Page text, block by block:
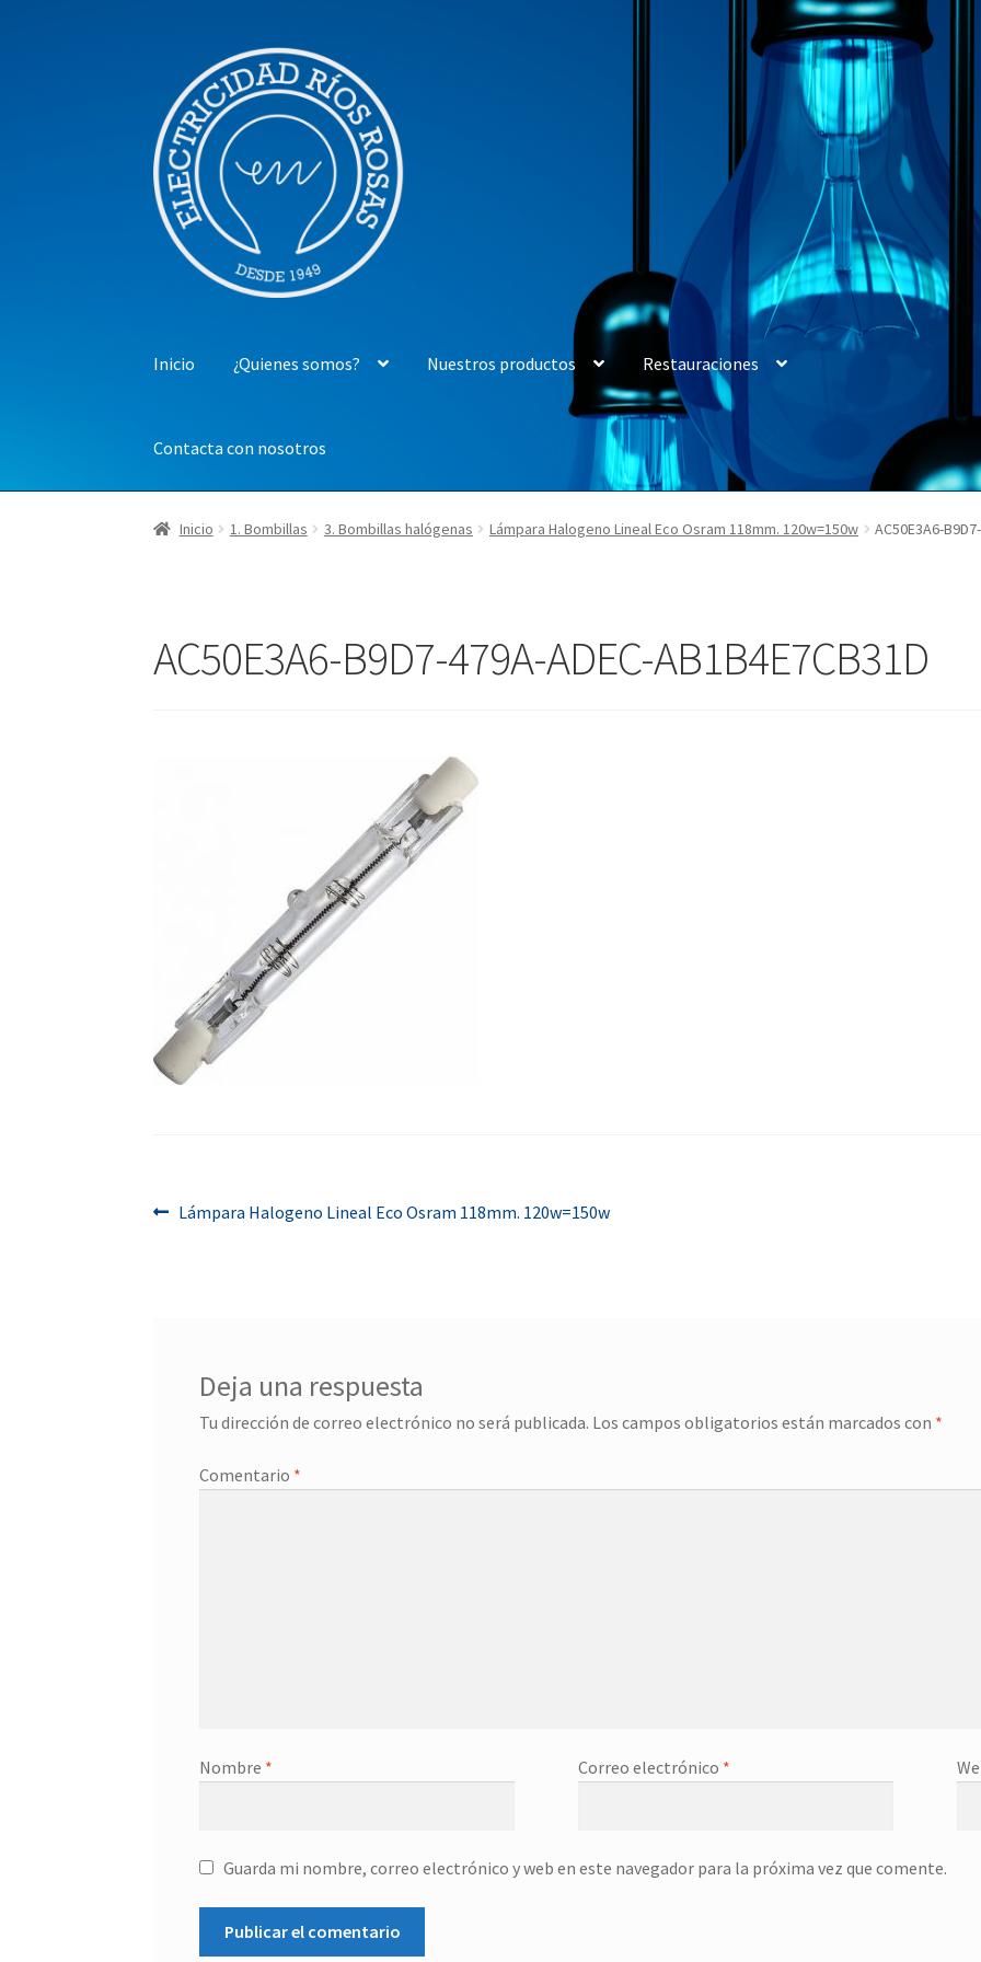
la
navegación
contenido
Inicio ¿Quienes somos? Nuestros productos Restauraciones
Contacta con nosotros
Inicio 1. Bombillas 3. Bombillas halógenas Lámpara Halogeno Lineal Eco Osram 118mm. 120w=150w AC50E3A6-
AC50E3A6-B9D7-479A-ADEC-AB1B4E7CB31D
Navegación
Anterior:
Lámpara Halogeno Lineal Eco Osram 118mm. 120w=150w
Deja una respuesta
Tu dirección de correo electrónico no será publicada. Los campos obligatorios están marcados con *
Comentario *
Nombre * Correo electrónico *
Guarda mi nombre, correo electrónico y web en este navegador para la próxima vez que comente.